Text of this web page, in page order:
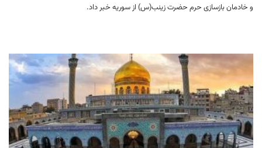
و خادمان بازسازی حرم حضرت زینب(س) از سوریه خبر داد.